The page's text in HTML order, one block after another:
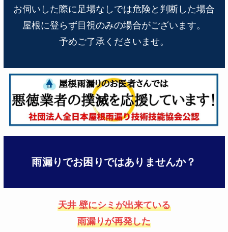
お伺いした際に足場なしでは危険と判断した場合
屋根に登らず目視のみの場合がございます。
予めご了承くださいませ。
雨漏りでお困りではありませんか？
天井 壁にシミが出来ている
雨漏りが再発した